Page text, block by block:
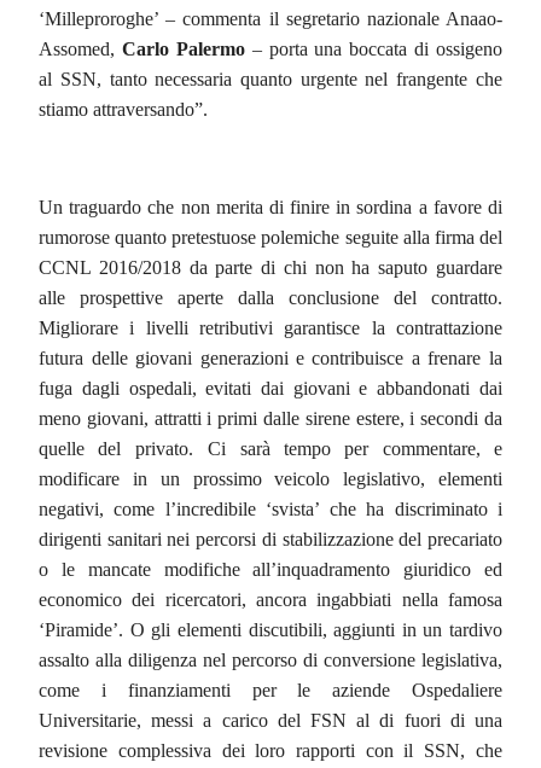
‘Milleproroghe’ – commenta il segretario nazionale Anaao-
Assomed, Carlo Palermo– porta una boccata di ossigeno
al SSN, tanto necessaria quanto urgente nel frangente che
stiamo attraversando”.
Un traguardo che non merita di finire in sordina a favore di
rumorose quanto pretestuose polemiche seguite alla firma del
CCNL 2016/2018 da parte di chi non ha saputo guardare
alle prospettive aperte dalla conclusione del contratto.
Migliorare i livelli retributivi garantisce la contrattazione
futura delle giovani generazioni e contribuisce a frenare la
fuga dagli ospedali, evitati dai giovani e abbandonati dai
meno giovani, attratti i primi dalle sirene estere, i secondi da
quelle del privato.
Ci sarà tempo per commentare, e
modificare in un prossimo veicolo legislativo, elementi
negativi, come l’incredibile ‘svista’ che ha discriminato i
dirigenti sanitari nei percorsi di stabilizzazione del precariato
o le mancate modifiche all’inquadramento giuridico ed
economico dei ricercatori, ancora ingabbiati nella famosa
‘Piramide’. O gli elementi discutibili, aggiunti in un tardivo
assalto alla diligenza nel percorso di conversione legislativa,
come i finanziamenti per le aziende Ospedaliere
Universitarie, messi a carico del FSN al di fuori di una
revisione complessiva dei loro rapporti con il SSN, che